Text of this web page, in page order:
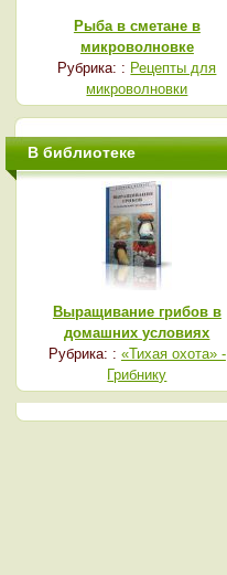
Рыба в сметане в
микроволновке
Рубрика: : Рецепты для
микроволновки
В библиотеке
Выращивание грибов в
домашних условиях
Рубрика: : «Тихая охота» -
Грибнику